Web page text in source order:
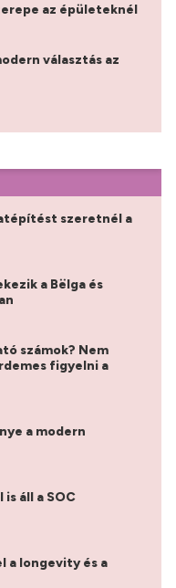
az épületeknél
választás az
szeretnél a
a Bëlga és
számok? Nem
figyelni a
a modern
áll a SOC
a longevity és a